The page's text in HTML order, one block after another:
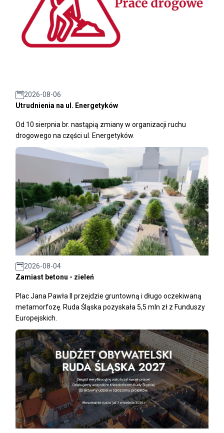
2026-08-06
Utrudnienia na ul. Energetyków
Od 10 sierpnia br. nastąpią zmiany w organizacji ruchu
drogowego na części ul. Energetyków.
2026-08-04
Zamiast betonu - zieleń
Plac Jana Pawła II przejdzie gruntowną i długo oczekiwaną
metamorfozę. Ruda Śląska pozyskała 5,5 mln zł z Funduszy
Europejskich.